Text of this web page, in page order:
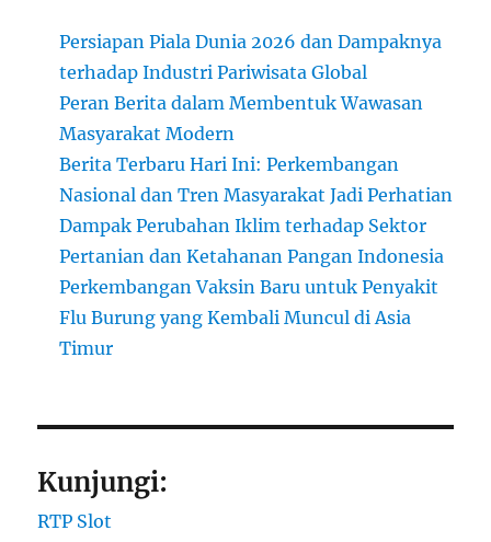
Persiapan Piala Dunia 2026 dan Dampaknya
terhadap Industri Pariwisata Global
Peran Berita dalam Membentuk Wawasan
Masyarakat Modern
Berita Terbaru Hari Ini: Perkembangan
Nasional dan Tren Masyarakat Jadi Perhatian
Dampak Perubahan Iklim terhadap Sektor
Pertanian dan Ketahanan Pangan Indonesia
Perkembangan Vaksin Baru untuk Penyakit
Flu Burung yang Kembali Muncul di Asia
Timur
Kunjungi:
RTP Slot